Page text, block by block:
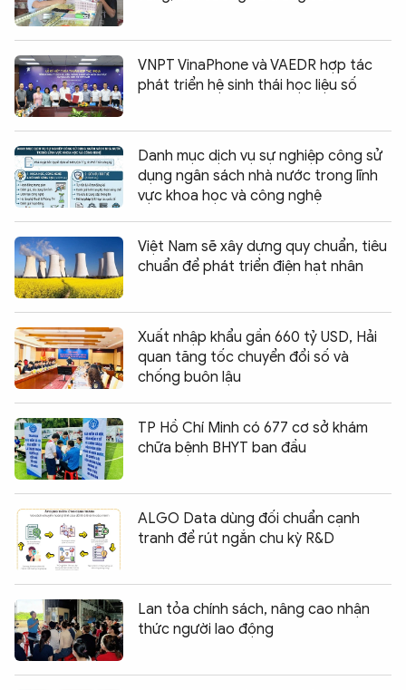
VNPT VinaPhone và VAEDR hợp tác
phát triển hệ sinh thái học liệu số
Danh mục dịch vụ sự nghiệp công sử
dụng ngân sách nhà nước trong lĩnh
vực khoa học và công nghệ
Việt Nam sẽ xây dựng quy chuẩn, tiêu
chuẩn để phát triển điện hạt nhân
Xuất nhập khẩu gần 660 tỷ USD, Hải
quan tăng tốc chuyển đổi số và
chống buôn lậu
TP Hồ Chí Minh có 677 cơ sở khám
chữa bệnh BHYT ban đầu
ALGO Data dùng đối chuẩn cạnh
tranh để rút ngắn chu kỳ R&D
Lan tỏa chính sách, nâng cao nhận
thức người lao động